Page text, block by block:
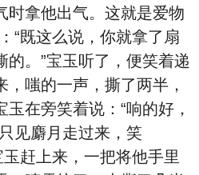
时拿他出气。这就是爱物
“既这么说，你就拿了扇
。”宝玉听了，便笑着递
嗤的一声，撕了两半，
在旁笑着说：“响的好，
见麝月走过来，笑
玉赶上来，一把将他手里